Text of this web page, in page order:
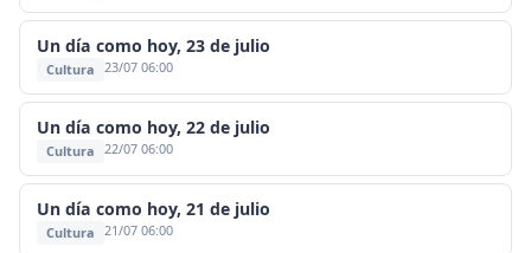
Un día como hoy, 23 de julio
Cultura 23/07 06:00
Un día como hoy, 22 de julio
Cultura 22/07 06:00
Un día como hoy, 21 de julio
Cultura 21/07 06:00